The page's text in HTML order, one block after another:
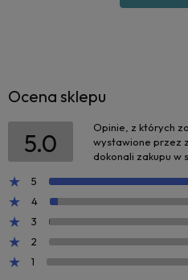
Ocena sklepu
5.0
Opinie, z których
wystawione przez
dokonali zakupu w
5
4
3
2
1